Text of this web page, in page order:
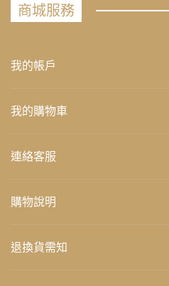
商城服務
我的帳戶
我的購物車
連絡客服
購物說明
退換貨需知